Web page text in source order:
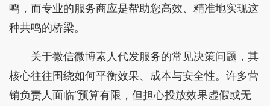
鸣，而专业的服务商应是帮助您高效、精准地实现这
种共鸣的桥梁。
关于微信微博素人代发服务的常见决策问题，其
核心往往围绕如何平衡效果、成本与安全性。许多营
销负责人面临“预算有限，但担心投放效果虚假或无